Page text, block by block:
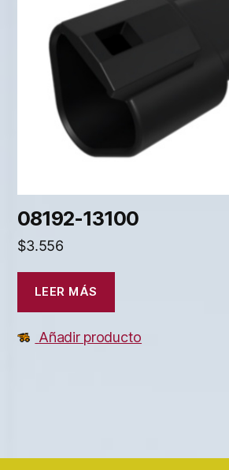
08192-13100
$3.556
LEER MÁS
Añadir producto